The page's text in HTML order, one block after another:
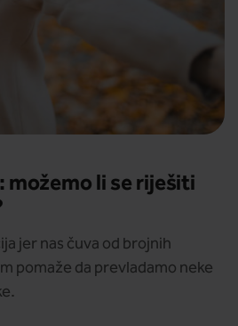
li se riješiti
jer nas čuva od brojnih
pomaže da prevladamo neke